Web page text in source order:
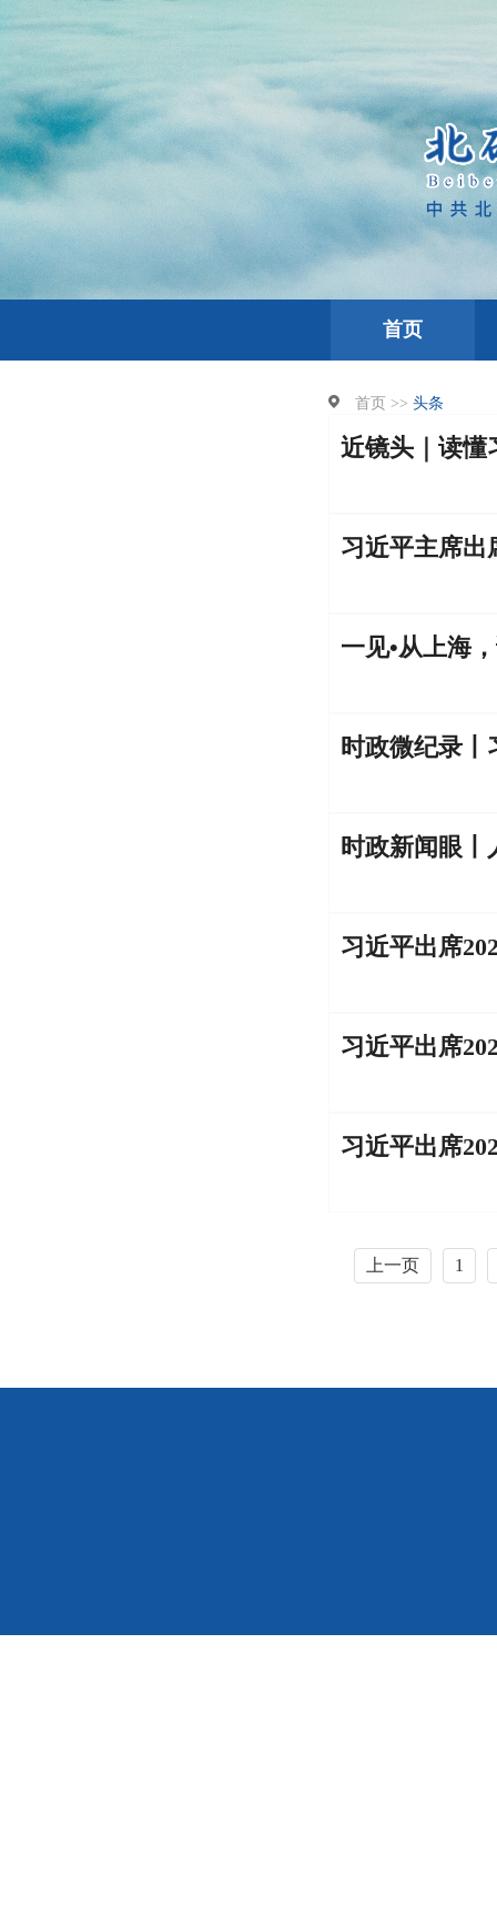
首页
首页 >> 头条
近镜头｜读懂
一见•从上海
时政微纪录丨
时政新闻眼丨
上一页 1